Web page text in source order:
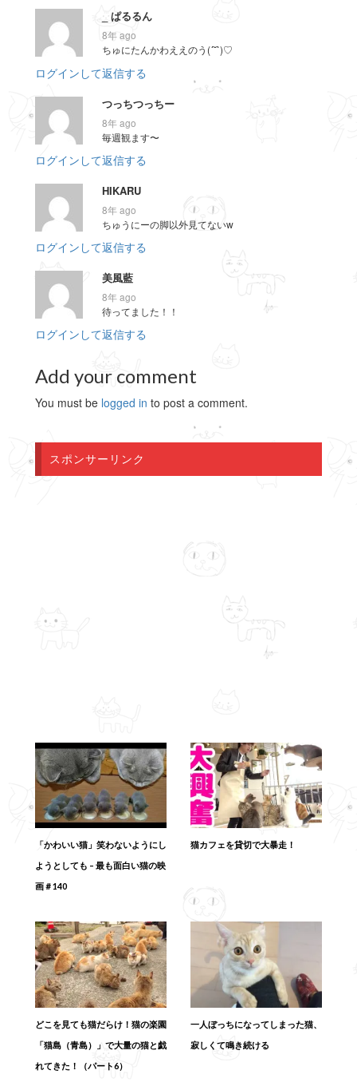
_ ぱるるん
8年 ago
ちゅにたんかわええのう(´˘`)♡
ログインして返信する
つっちつっちー
8年 ago
毎週観ます〜
ログインして返信する
HIKARU
8年 ago
ちゅうにーの脚以外見てないw
ログインして返信する
美風藍
8年 ago
待ってました！！
ログインして返信する
Add your comment
You must be logged in to post a comment.
スポンサーリンク
「かわいい猫」笑わないようにし
ようとしても – 最も面白い猫の映
画＃140
猫カフェを貸切で大暴走！
どこを見ても猫だらけ！猫の楽園
「猫島（青島）」で大量の猫と戯
れてきた！（パート6）
一人ぼっちになってしまった猫、
寂しくて鳴き続ける